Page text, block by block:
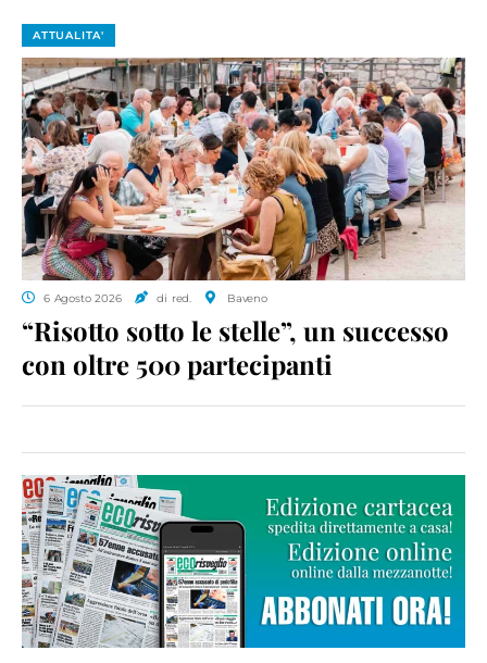
ATTUALITA'
6 Agosto 2026 di red. Baveno
“Risotto sotto le stelle”, un successo
con oltre 500 partecipanti